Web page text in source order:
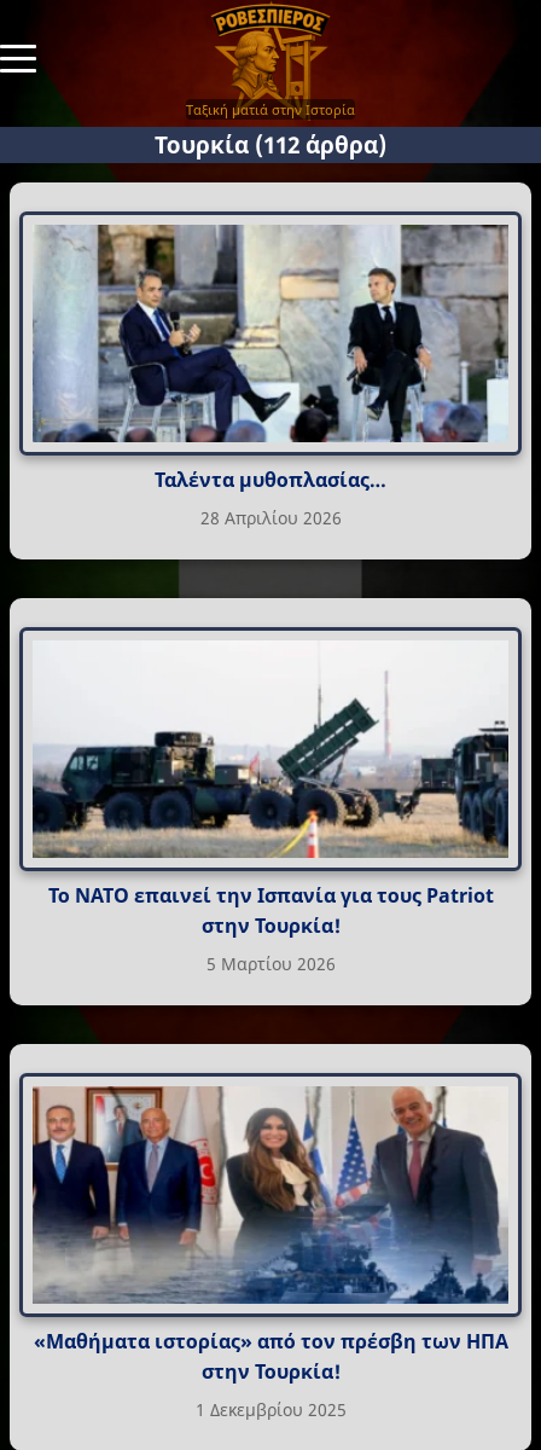
Ταξική ματιά στην Ιστορία
Τουρκία (112 άρθρα)
Ταλέντα μυθοπλασίας…
28 Απριλίου 2026
Το ΝΑΤΟ επαινεί την Ισπανία για τους Patriot
στην Τουρκία!
5 Μαρτίου 2026
«Μαθήματα ιστορίας» από τον πρέσβη των ΗΠΑ
στην Τουρκία!
1 Δεκεμβρίου 2025